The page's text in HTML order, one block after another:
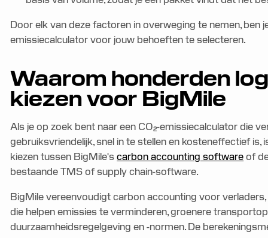
Door elk van deze factoren in overweging te nemen, ben
emissiecalculator voor jouw behoeften te selecteren.
Waarom honderden
kiezen voor BigMile
Als je op zoek bent naar een CO₂-emissiecalculator die
gebruiksvriendelijk, snel in te stellen en kosteneffectief is,
kiezen tussen BigMile'scarbon accounting softwareof
bestaande TMS of supply chain-software.
BigMile vereenvoudigt carbon accounting voor
die helpen emissies te verminderen, groenere
duurzaamheidsregelgeving en -normen. De